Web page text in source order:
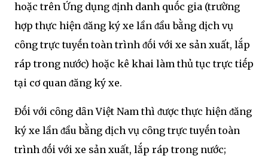
hoặc trên Ứng dụng ᵭịnh danh quṓc gia (trường
hợp thực hiện ᵭăng ký xe lần ᵭầu bằng dịch vụ
cȏng trực tuyḗn toàn trình ᵭṓi với xe sản xuất, lắp
ráp trong nước) hoặc kê khai làm thủ tục trực tiḗp
tại cơ quan ᵭăng ký xe.
Đṓi với cȏng dȃn Việt Nam thì ᵭược thực hiện ᵭăng
ký xe lần ᵭầu bằng dịch vụ cȏng trực tuyḗn toàn
trình ᵭṓi với xe sản xuất, lắp ráp trong nước;